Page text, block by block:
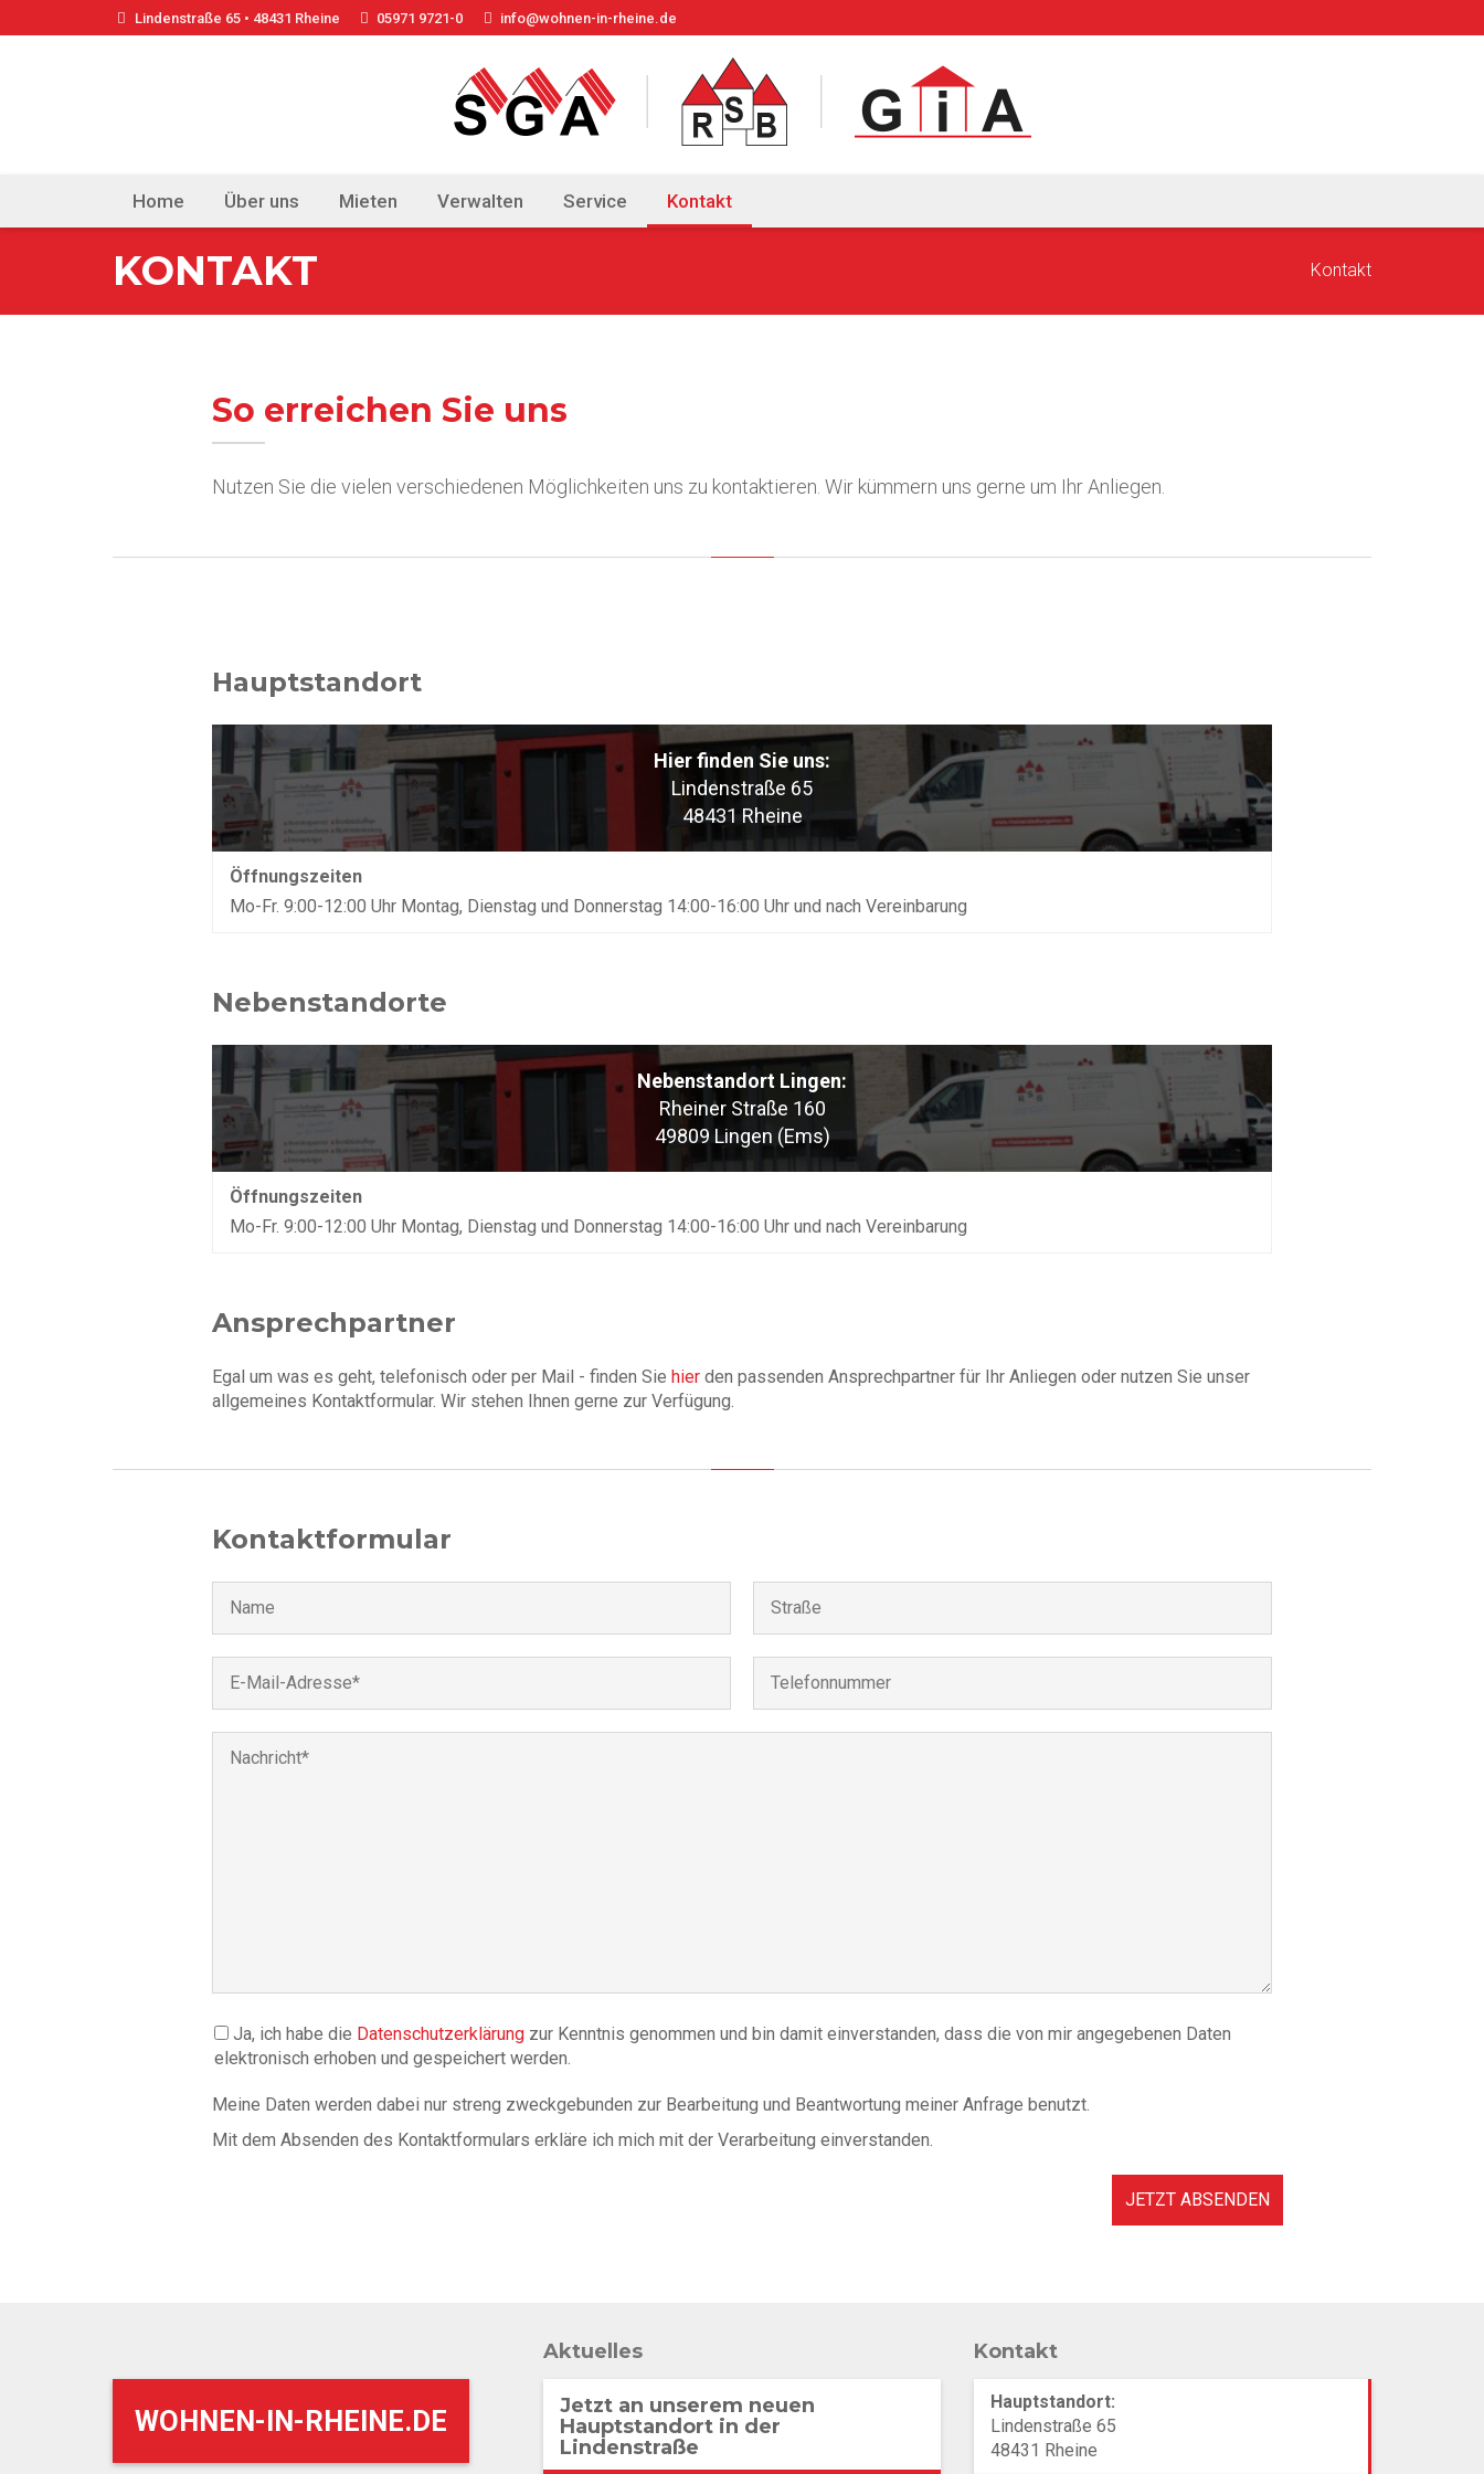
Lindenstraße 65 • 48431 Rheine 05971 9721-0 info@wohnen-in-rheine.de
Home Über uns Mieten Verwalten Service Kontakt
KONTAKT Kontakt
So erreichen Sie uns
Nutzen Sie die vielen verschiedenen Möglichkeiten uns zu kontaktieren. Wir kümmern uns gerne um Ihr Anliegen.
Hauptstandort
Hier finden Sie uns:
Lindenstraße 65
48431 Rheine
Öffnungszeiten
Mo-Fr. 9:00-12:00 Uhr Montag, Dienstag und Donnerstag 14:00-16:00 Uhr und nach Vereinbarung
Nebenstandorte
Nebenstandort Lingen:
Rheiner Straße 160
49809 Lingen (Ems)
Öffnungszeiten
Mo-Fr. 9:00-12:00 Uhr Montag, Dienstag und Donnerstag 14:00-16:00 Uhr und nach Vereinbarung
Ansprechpartner
Egal um was es geht, telefonisch oder per Mail - finden Sie hier den passenden Ansprechpartner für Ihr Anliegen oder nutzen Sie unser
allgemeines Kontaktformular. Wir stehen Ihnen gerne zur Verfügung.
Kontaktformular
Ja, ich habe die Datenschutzerklärung zur Kenntnis genommen und bin damit einverstanden, dass die von mir angegebenen Daten
elektronisch erhoben und gespeichert werden.
Meine Daten werden dabei nur streng zweckgebunden zur Bearbeitung und Beantwortung meiner Anfrage benutzt.
Mit dem Absenden des Kontaktformulars erkläre ich mich mit der Verarbeitung einverstanden.
JETZT ABSENDEN
WOHNEN-IN-RHEINE.DE
Aktuelles
Jetzt an unserem neuen
Hauptstandort in der
Lindenstraße
Kontakt
Hauptstandort:
Lindenstraße 65
48431 Rheine